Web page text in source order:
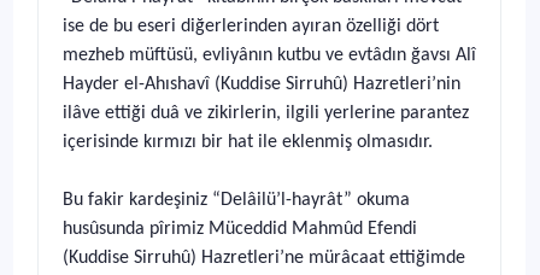
ise de bu eseri diğerlerinden ayıran özelliği dört
mezheb müftüsü, evliyânın kutbu ve evtâdın ğavsı Alî
Hayder el-Ahıshavî (Kuddise Sirruhû) Hazretleri’nin
ilâve ettiği duâ ve zikirlerin, ilgili yerlerine parantez
içerisinde kırmızı bir hat ile eklenmiş olmasıdır.
Bu fakir kardeşiniz “Delâilü’l-hayrât” okuma
husûsunda pîrimiz Müceddid Mahmûd Efendi
(Kuddise Sirruhû) Hazretleri’ne mürâcaat ettiğimde